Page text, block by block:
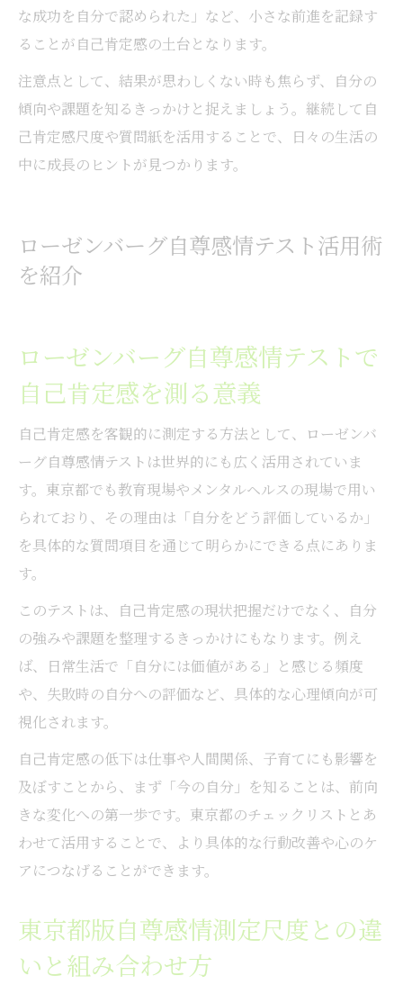
な成功を自分で認められた」など、小さな前進を記録す
ることが自己肯定感の土台となります。
注意点として、結果が思わしくない時も焦らず、自分の
傾向や課題を知るきっかけと捉えましょう。継続して自
己肯定感尺度や質問紙を活用することで、日々の生活の
中に成長のヒントが見つかります。
ローゼンバーグ自尊感情テスト活用術
を紹介
ローゼンバーグ自尊感情テストで
自己肯定感を測る意義
自己肯定感を客観的に測定する方法として、ローゼンバ
ーグ自尊感情テストは世界的にも広く活用されていま
す。東京都でも教育現場やメンタルヘルスの現場で用い
られており、その理由は「自分をどう評価しているか」
を具体的な質問項目を通じて明らかにできる点にありま
す。
このテストは、自己肯定感の現状把握だけでなく、自分
の強みや課題を整理するきっかけにもなります。例え
ば、日常生活で「自分には価値がある」と感じる頻度
や、失敗時の自分への評価など、具体的な心理傾向が可
視化されます。
自己肯定感の低下は仕事や人間関係、子育てにも影響を
及ぼすことから、まず「今の自分」を知ることは、前向
きな変化への第一歩です。東京都のチェックリストとあ
わせて活用することで、より具体的な行動改善や心のケ
アにつなげることができます。
東京都版自尊感情測定尺度との違
いと組み合わせ方